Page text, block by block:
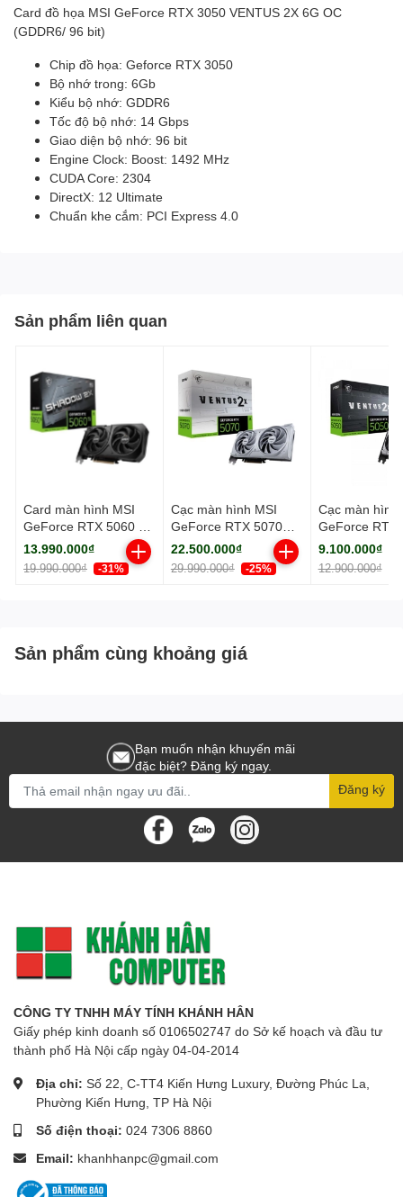
Card đồ họa MSI GeForce RTX 3050 VENTUS 2X 6G OC
(GDDR6/ 96 bit)
Chip đồ họa: Geforce RTX 3050
Bộ nhớ trong: 6Gb
Kiểu bộ nhớ: GDDR6
Tốc độ bộ nhớ: 14 Gbps
Giao diện bộ nhớ: 96 bit
Engine Clock: Boost: 1492 MHz
CUDA Core: 2304
DirectX: 12 Ultimate
Chuẩn khe cắm: PCI Express 4.0
Sản phẩm liên quan
Card màn hình MSI
GeForce RTX 5060 Ti
8G SHADOW 2X OC
PLUS
13.990.000₫
19.990.000₫ -31%
Cạc màn hình MSI
GeForce RTX 5070
12G VENTUS 2X OC
WHITE (GDDR7/ 192
bit)
22.500.000₫
29.990.000₫ -25%
Cạc màn hình
GeForce RTX
8GB VENTUS
(GDDR6/ 128
9.100.000₫
12.900.000₫
Sản phẩm cùng khoảng giá
Bạn muốn nhận khuyến mãi
đặc biệt? Đăng ký ngay.
Đăng ký
CÔNG TY TNHH MÁY TÍNH KHÁNH HÂN
Giấy phép kinh doanh số 0106502747 do Sở kế hoạch và đầu tư
thành phố Hà Nội cấp ngày 04-04-2014
Địa chỉ: Số 22, C-TT4 Kiến Hưng Luxury, Đường Phúc La,
Phường Kiến Hưng, TP Hà Nội
Số điện thoại: 024 7306 8860
Email: khanhhanpc@gmail.com